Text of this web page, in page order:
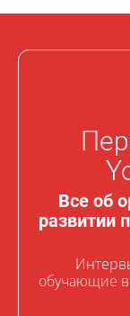
Все об
развитии
обучающие